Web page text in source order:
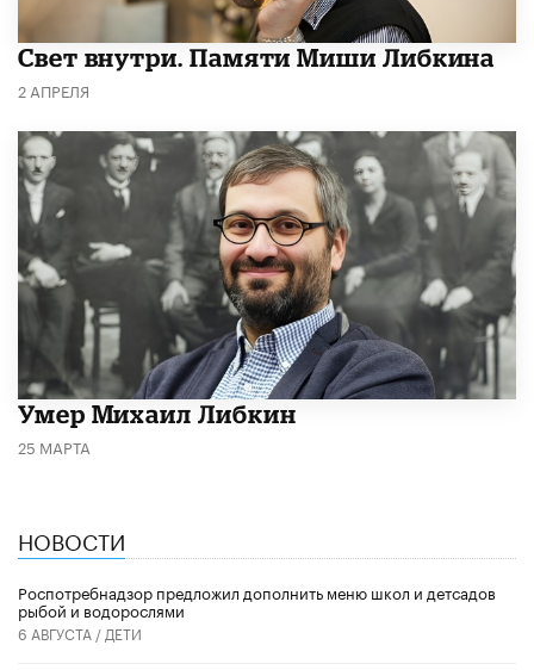
​Свет внутри. Памяти Миши Либкина
2 АПРЕЛЯ
​Умер Михаил Либкин
25 МАРТА
НОВОСТИ
Роспотребнадзор предложил дополнить меню школ и детсадов
рыбой и водорослями
6 АВГУСТА / ДЕТИ